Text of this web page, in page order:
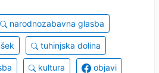
narodnozabavna glasba
tuhinjska dolina
kultura objavi